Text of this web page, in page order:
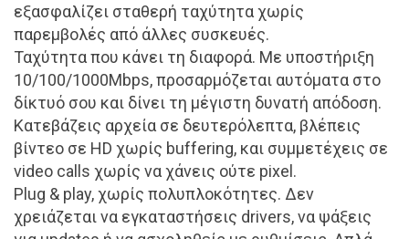
εξασφαλίζει σταθερή ταχύτητα χωρίς
παρεμβολές από άλλες συσκευές.
Ταχύτητα που κάνει τη διαφορά. Με υποστήριξη
10/100/1000Mbps, προσαρμόζεται αυτόματα στο
δίκτυό σου και δίνει τη μέγιστη δυνατή απόδοση.
Κατεβάζεις αρχεία σε δευτερόλεπτα, βλέπεις
βίντεο σε HD χωρίς buffering, και συμμετέχεις σε
video calls χωρίς να χάνεις ούτε pixel.
Plug & play, χωρίς πολυπλοκότητες. Δεν
χρειάζεται να εγκαταστήσεις drivers, να ψάξεις